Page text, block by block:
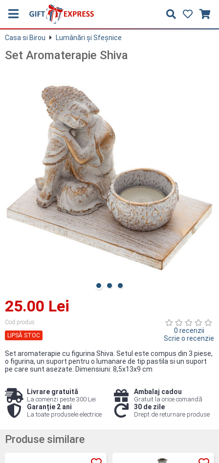
Casa si Birou Lumânări şi Sfeşnice
Set Aromaterapie Shiva
25.00 Lei
Cod produs
LIPSĂ STOC
0 recenzii
Scrie o recenzie
Set aromaterapie cu figurina Shiva. Setul este compus din 3 piese,
o figurina, un suport pentru o lumanare de tip pastila si un suport
pe care sunt asezate. Dimensiuni: 8,5x13x9 cm
Livrare gratuită
La comenzi peste 300 Lei
Ambalaj cadou
Gratuit la orice comandă
Garanție 2 ani
La toate produsele electrice
30 de zile
Drept de returnare produse
Produse similare